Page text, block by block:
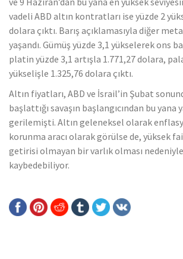
vadeli ABD altın kontratları ise yüzde 2
dolara çıktı. Barış açıklamasıyla diğer
yaşandı. Gümüş yüzde 3,1 yükselerek ons
platin yüzde 3,1 artışla 1.771,27 dolara,
yükselişle 1.325,76 dolara çıktı.
Altın fiyatları, ABD ve İsrail’in Şubat
başlattığı savaşın başlangıcından bu yana
gerilemişti. Altın geleneksel olarak
korunma aracı olarak görülse de, yüksek
getirisi olmayan bir varlık olması
kaybedebiliyor.